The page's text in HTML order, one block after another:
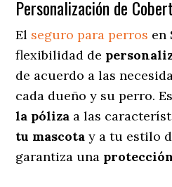
Personalización de
El seguro para perros en
flexibilidad de
de acuerdo a las
cada dueño y su perro.
la póliza a las
tu mascota y a tu estilo
garantiza una